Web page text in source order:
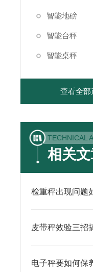
智能地磅
智能台秤
智能桌秤
查看全部
TECHNICAL
相关
检重秤出现问题
皮带秤效验三招
电子秤要如何保